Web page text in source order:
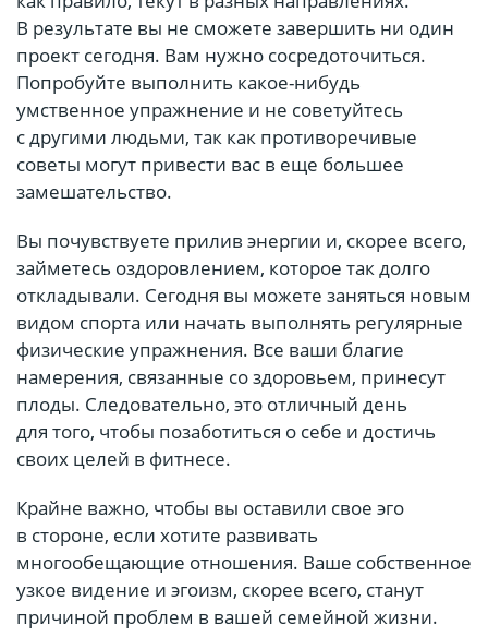
В результате вы не сможете завершить ни один
проект сегодня. Вам нужно сосредоточиться.
Попробуйте выполнить какое-нибудь
умственное упражнение и не советуйтесь
с другими людьми, так как противоречивые
советы могут привести вас в еще большее
замешательство.
Вы почувствуете прилив энергии и, скорее всего,
займетесь оздоровлением, которое так долго
откладывали. Сегодня вы можете заняться новым
видом спорта или начать выполнять регулярные
физические упражнения. Все ваши благие
намерения, связанные со здоровьем, принесут
плоды. Следовательно, это отличный день
для того, чтобы позаботиться о себе и достичь
своих целей в фитнесе.
Крайне важно, чтобы вы оставили свое эго
в стороне, если хотите развивать
многообещающие отношения. Ваше собственное
узкое видение и эгоизм, скорее всего, станут
причиной проблем в вашей семейной жизни.